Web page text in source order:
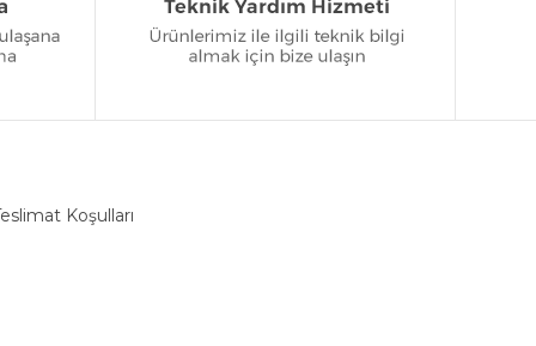
Koşulları